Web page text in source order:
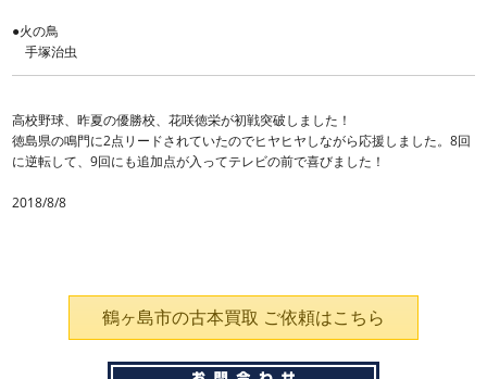
●火の鳥
手塚治虫
高校野球、昨夏の優勝校、花咲徳栄が初戦突破しました！
徳島県の鳴門に2点リードされていたのでヒヤヒヤしながら応援しました。8回
に逆転して、9回にも追加点が入ってテレビの前で喜びました！
2018/8/8
鶴ヶ島市の古本買取 ご依頼はこちら